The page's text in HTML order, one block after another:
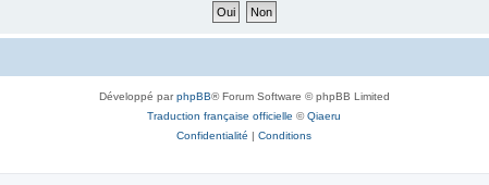
Développé parphpBB® Forum Software © phpBB Limited
Traduction française officielle ©Qiaeru
Confidentialité | Conditions